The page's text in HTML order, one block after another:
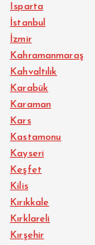
Isparta
İstanbul
İzmir
Kahramanmaraş
Kahvaltılık
Karabük
Karaman
Kars
Kastamonu
Kayseri
Keşfet
Kilis
Kırıkkale
Kırklareli
Kırşehir